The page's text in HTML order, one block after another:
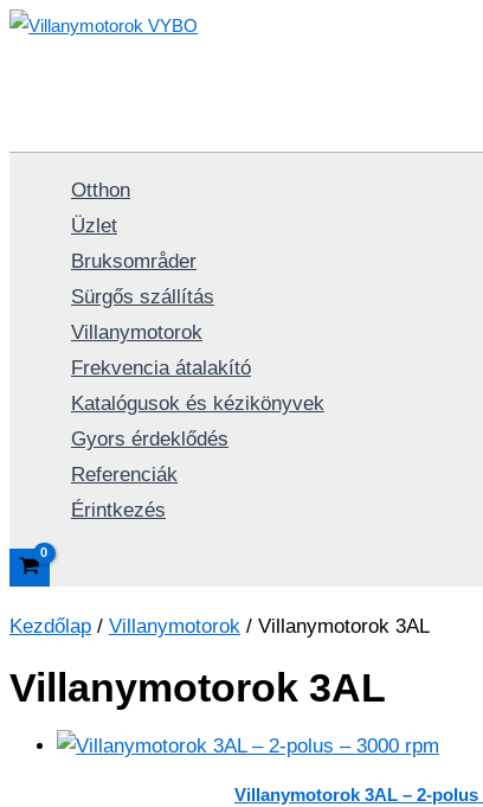
Skip
Otthon
Üzlet
Bruksområder
Sürgős szállítás
Villanymotorok
Frekvencia átalakító
Katalógusok és kézikönyvek
Gyors érdeklődés
Referenciák
Érintkezés
Kezdőlap / Villanymotorok / Villanymotorok 3AL
Villanymotorok 3AL
Villanymotorok 3AL – 2-polus